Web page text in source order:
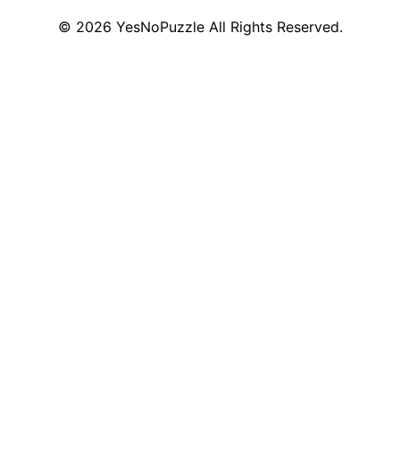
© 2026 YesNoPuzzleAll Rights Reserved.